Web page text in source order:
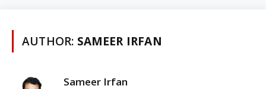
AUTHOR: SAMEER IRFAN
Sameer Irfan